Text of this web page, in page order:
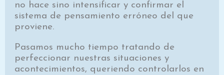
no hace sino intensificar y confirmar el
sistema de pensamiento erróneo del que
proviene.
Pasamos mucho tiempo tratando de
perfeccionar nuestras situaciones y
acontecimientos, queriendo controlarlos en